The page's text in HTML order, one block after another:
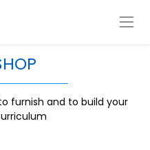
furnish and to build your